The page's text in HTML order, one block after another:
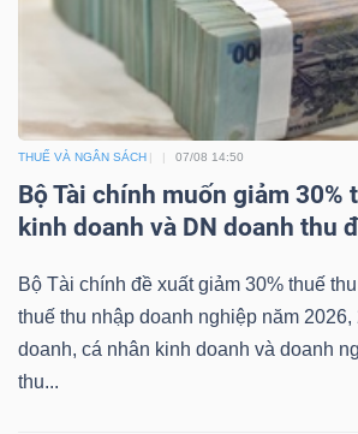
THUẾ VÀ NGÂN SÁCH 07/08 14:50
Bộ Tài chính muốn giảm 30%
kinh doanh và DN doanh thu
Bộ Tài chính đề xuất giảm 30% thuế
thuế thu nhập doanh nghiệp năm
doanh, cá nhân kinh doanh và doanh
thu...
THÔNG
TIN